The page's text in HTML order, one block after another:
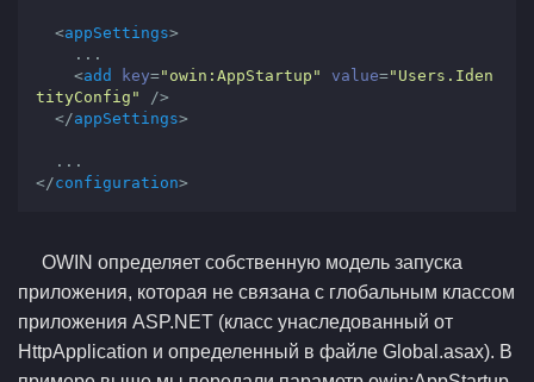
<appSettings>
<add key="owin:AppStartup" value="Users.Iden
tityConfig"
/>
</appSettings>
</configuration>
OWIN определяет собственную модель запуска
приложения, которая не связана с глобальным классом
приложения ASP.NET (класс унаследованный от
HttpApplication и определенный в файле Global.asax). В